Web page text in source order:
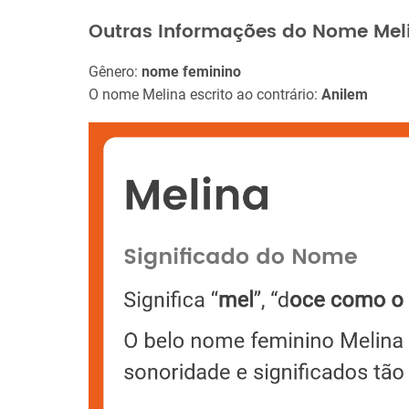
Outras Informações do Nome
Gênero: nome feminino
O nome Melina escrito ao contrário: Anilem